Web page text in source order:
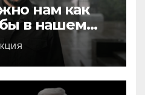
нам как
в нашем
мир.